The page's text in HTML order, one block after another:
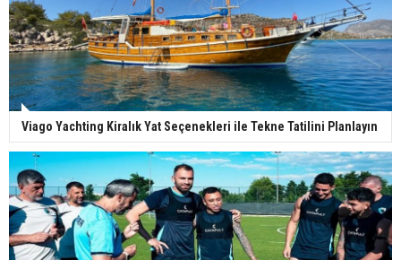
Viago Yachting Kiralık Yat Seçenekleri ile Tekne Tatilini Planlayın